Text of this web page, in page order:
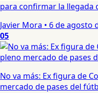
para confirmar la llegada
Javier Mora • 6 de agosto
05
No va más: Ex figura de
mercado de pases del